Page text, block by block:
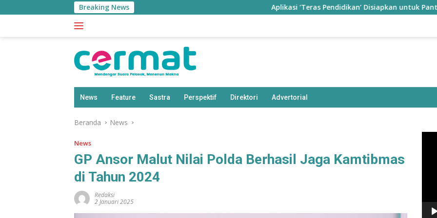
ke
Breaking News Aplikasi ‘Teras Pendidikan’ Disiapkan untuk Pantau
News Feature Sastra Perspektif Direktori Advertorial
Beranda News
News
GP Ansor Malut Nilai Polda Berhasil Jaga Kamtibmas
di Tahun 2024
Redaksi
2 Januari 2025